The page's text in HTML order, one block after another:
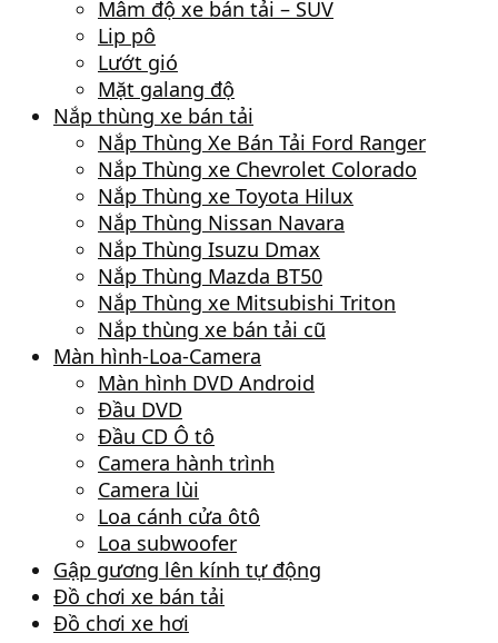
Mâm độ xe bán tải – SUV
Lip pô
Lướt gió
Mặt galang độ
Nắp thùng xe bán tải
Nắp Thùng Xe Bán Tải Ford Ranger
Nắp Thùng xe Chevrolet Colorado
Nắp Thùng xe Toyota Hilux
Nắp Thùng Nissan Navara
Nắp Thùng Isuzu Dmax
Nắp Thùng Mazda BT50
Nắp Thùng xe Mitsubishi Triton
Nắp thùng xe bán tải cũ
Màn hình-Loa-Camera
Màn hình DVD Android
Đầu DVD
Đầu CD Ô tô
Camera hành trình
Camera lùi
Loa cánh cửa ôtô
Loa subwoofer
Gập gương lên kính tự động
Đồ chơi xe bán tải
Đồ chơi xe hơi